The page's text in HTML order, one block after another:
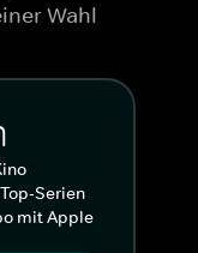
Wahl
Serien
mit Apple